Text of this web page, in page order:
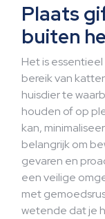
Plaats
buiten
Het is
bereik van
huisdier te
houden of op
kan,
belangrijk om
gevaren en
een veilige
met
wetende dat je